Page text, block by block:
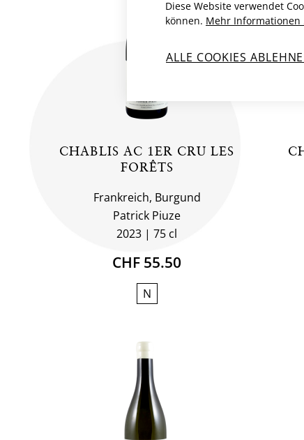
CHABLIS AC 1ER CRU LES
FORÊTS
Frankreich, Burgund
Patrick Piuze
2023
75 cl
CHF 55.50
N
Diese Website verwendet
können. Mehr Informationen
ALLE COOKIES